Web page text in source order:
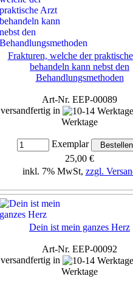
Frakturen, welche der
behandeln kann nebst den
Behandlungsmethoden
Art-Nr. EEP-00089
versandfertig in
Werktage
Exemplar
25,00 €
inkl. 7% MwSt, zzgl.
Details...
Dein ist mein ganzes Herz
Art-Nr. EEP-00092
versandfertig in
Werktage